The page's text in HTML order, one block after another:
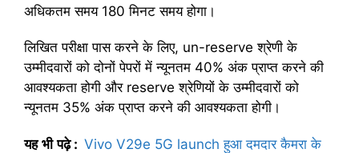
अधिकतम समय 180 मिनट समय होगा।
लिखित परीक्षा पास करने के लिए, un-reserve श्रेणी के
उम्मीदवारों को दोनों पेपरों में न्यूनतम 40% अंक प्राप्त करने की
आवश्यकता होगी और reserve श्रेणियों के उम्मीदवारों को
न्यूनतम 35% अंक प्राप्त करने की आवश्यकता होगी।
यह भी पढ़े: Vivo V29e 5G launch हुआ दमदार कैमरा के